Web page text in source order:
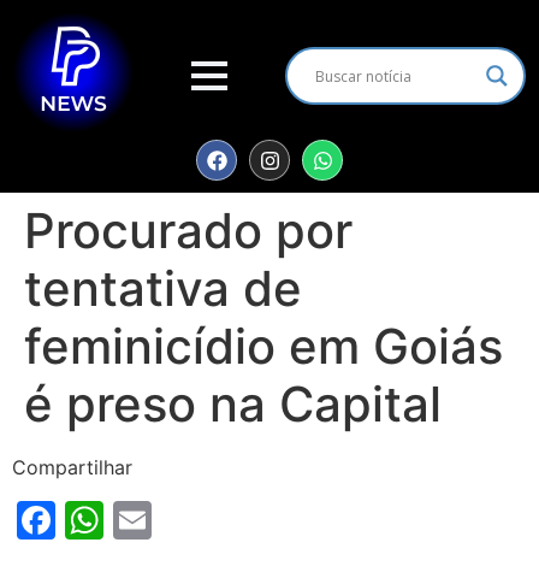
Procurado por
tentativa de
feminicídio em Goiás
é preso na Capital
Compartilhar
Facebook
WhatsApp